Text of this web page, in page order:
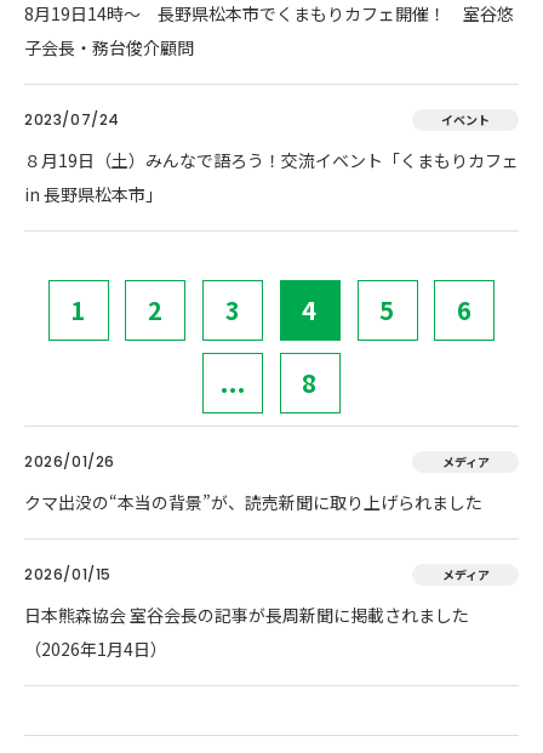
8月19日14時～ 長野県松本市でくまもりカフェ開催！ 室谷悠
子会長・務台俊介顧問
2023/07/24 イベント
８月19日（土）みんなで語ろう！交流イベント「くまもりカフェ
in 長野県松本市」
1 2 3 4 5 6
... 8
2026/01/26 メディア
クマ出没の“本当の背景”が、読売新聞に取り上げられました
2026/01/15 メディア
日本熊森協会 室谷会長の記事が長周新聞に掲載されました
（2026年1月4日）